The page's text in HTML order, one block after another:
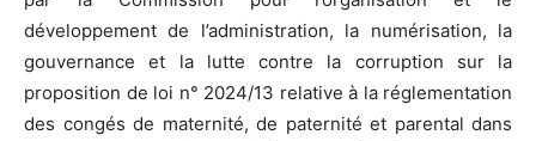
développement de l’administration, la numérisation, la
gouvernance et la lutte contre la corruption sur la
proposition de loi n° 2024/13 relative à la réglementation
des congés de maternité, de paternité et parental dans